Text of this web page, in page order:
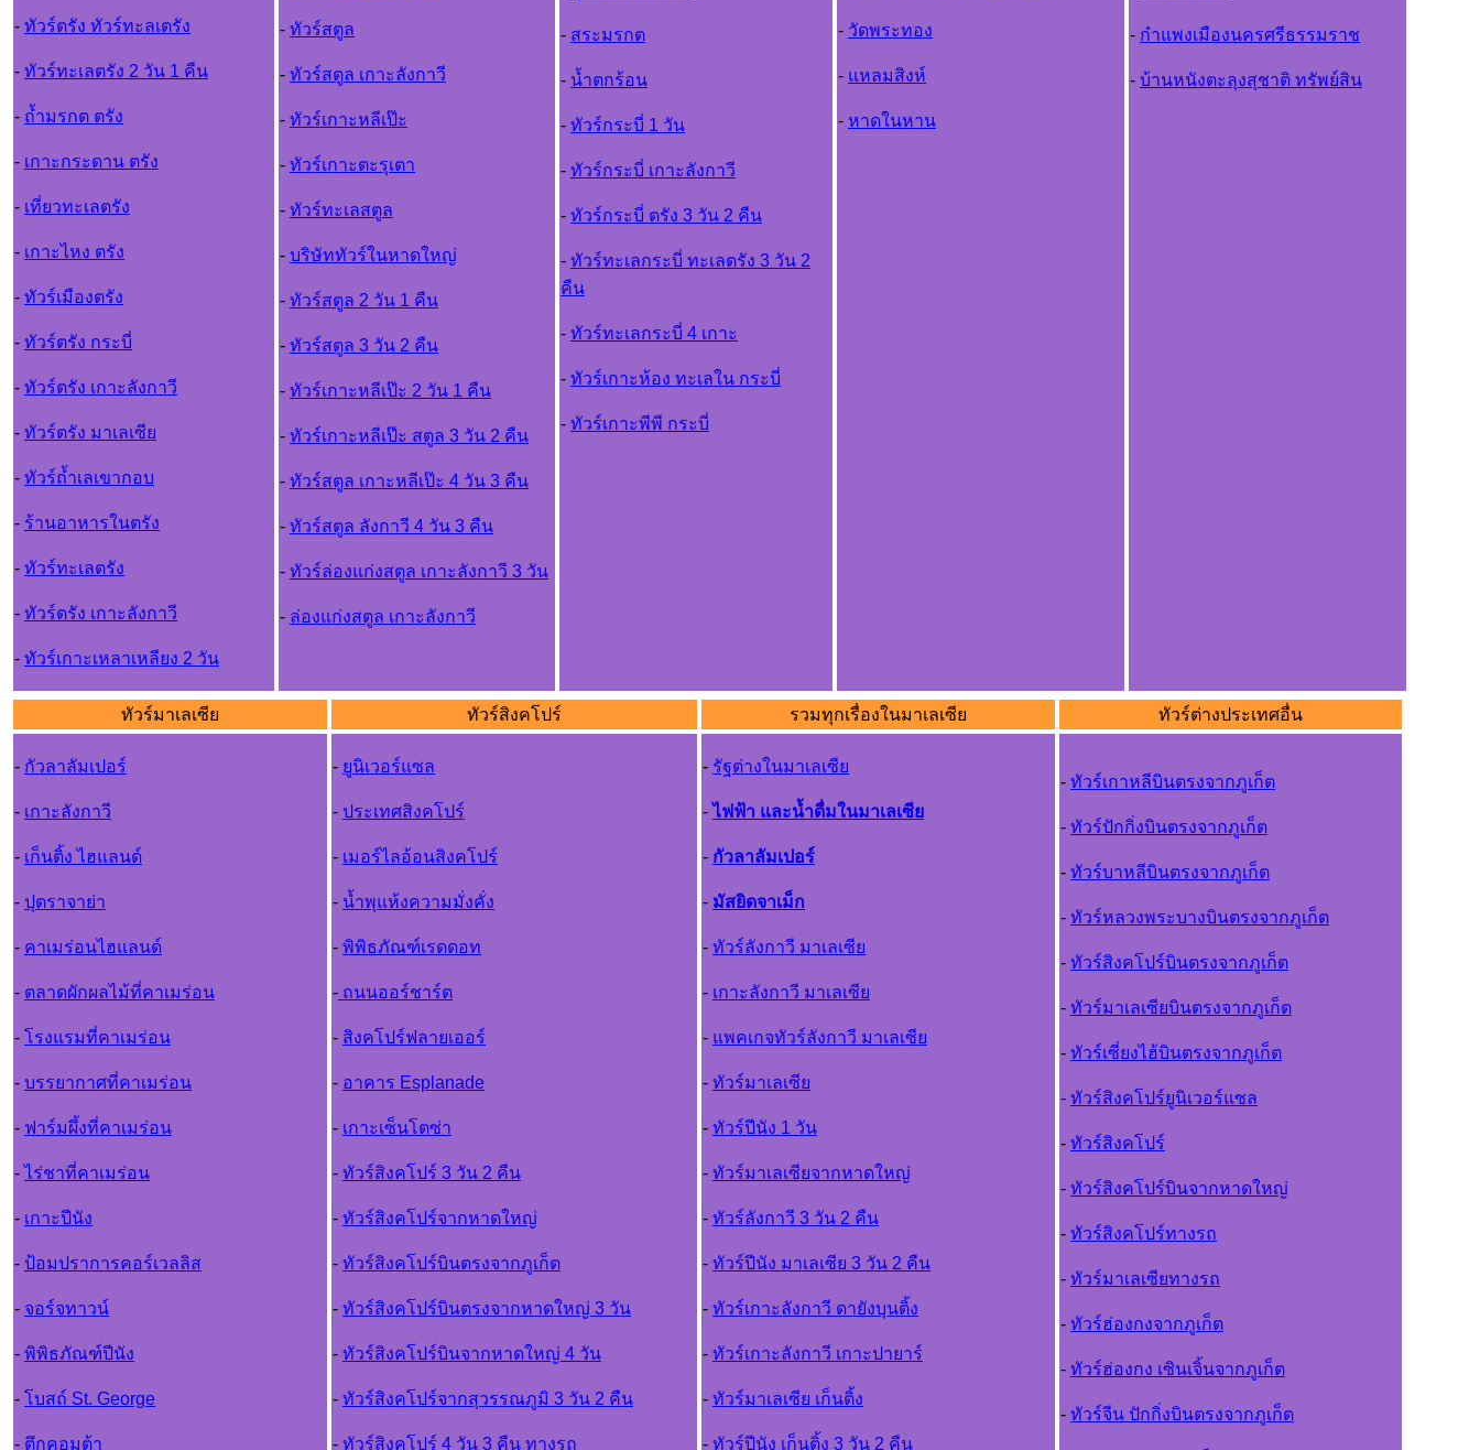
- ทัวร์ตรัง ทัวร์ทะลเตรัง
- ทัวร์ทะเลตรัง 2 วัน 1 คืน
- ถ้ำมรกต ตรัง
- เกาะกระดาน ตรัง
- เที่ยวทะเลตรัง
- เกาะไหง ตรัง
- ทัวร์เมืองตรัง
- ทัวร์ตรัง กระบี่
- ทัวร์ตรัง เกาะลังกาวี
- ทัวร์ตรัง มาเลเซีย
- ทัวร์ถ้ำเลเขากอบ
- ร้านอาหารในตรัง
- ทัวร์ทะเลตรัง
- ทัวร์ตรัง เกาะลังกาวี
- ทัวร์เกาะเหลาเหลียง 2 วัน
- ทัวร์สตูล
- ทัวร์สตูล เกาะลังกาวี
- ทัวร์เกาะหลีเป๊ะ
- ทัวร์เกาะตะรุเตา
- ทัวร์ทะเลสตูล
- บริษัททัวร์ในหาดใหญ
- ทัวร์สตูล 2 วัน 1 คืน
- ทัวร์สตูล 3 วัน 2 คืน
- ทัวร์เกาะหลีเป๊ะ 2 วัน 1 คืน
- ทัวร์เกาะหลีเป๊ะ สตูล 3 วัน 2 คืน
- ทัวร์สตูล เกาะหลีเป๊ะ 4 วัน 3 คืน
- ทัวร์สตูล ลังกาวี 4 วัน 3 คืน
- ทัวร์ล่องแก่งสตูล เกาะลังกาวี 3 วัน
- ล่องแก่งสตูล เกาะลังกาวี
- สระมรกต
- น้ำตกร้อน
- ทัวร์กระบี่ 1 วัน
- ทัวร์กระบี่ เกาะลังกาว
- ทัวร์กระบี่ ตรัง 3 วัน 2 คืน
- ทัวร์ทะเลกระบี่ ทะเลตรัง 3 วัน 2
คืน
- ทัวร์ทะเลกระบี่ 4 เกาะ
- ทัวร์เกาะห้อง ทะเลใน กระบี่
- ทัวร์เกาะพีพี กระบี่
- วัดพระทอง
- แหลมสิงห์
- หาดในหาน
- กำแพงเมืองนครศรีธรรมราช
- บ้านหนังตะลุงสุชาติ ทรัพย์สิน
ทัวร์มาเลเซีย ทัวร์สิงคโปร์ รวมทุกเรื่องในมาเลเซีย ทัวร์ต่างประเทศอื่น
- กัวลาลัมเปอร์
- เกาะลังกาวี
- เก็นติ้ง ไฮแลนด์
- ปุตราจาย่า
- คาเมร่อนไฮแลนด์
- ตลาดผักผลไม้ที่คาเมร่อน
- โรงแรมที่คาเมร่อน
- บรรยากาศที่คาเมร่อน
- ฟาร์มผึ้งที่คาเมร่อน
-ไร่ชาที่คาเมร่อน
- เกาะปีนัง
- ป้อมปราการคอร์เวลลิส
- จอร์จทาวน์
- พิพิธภัณฑ์ปีนัง
- โบสถ์ St. George
- ตึกคอมต้า
- ยูนิเวอร์แซล
- ประเทศสิงคโปร์
- เมอร์ไลอ้อนสิงคโปร์
- น้ำพุแห้งความมั่งคั่ง
- พิพิธภัณฑ์เรดดอท
- ถนนออร์ชาร์ต
- สิงคโปร์ฟลายเออร์
- อาคาร Esplanade
- เกาะเซ็นโตซ่า
- ทัวร์สิงคโปร์ 3 วัน 2 คืน
- ทัวร์สิงคโปร์จากหาดใหญ่
- ทัวร์สิงคโปร์บินตรงจากภูเก็ต
- ทัวร์สิงคโปร์บินตรงจากหาดใหญ่ 3 วัน
- ทัวร์สิงคโปร์บินจากหาดใหญ่ 4 วัน
- ทัวร์สิงคโปร์จากสุวรรณภูมิ 3 วัน 2 คืน
- ทัวร์สิงคโปร์ 4 วัน 3 คืน ทางรถ
- รัฐต่างในมาเลเซีย
-ไฟฟ้า และน้ำดื่มในมาเลเซีย
- กัวลาลัมเปอร์
- มัสยิดจาเม็ก
- ทัวร์ลังกาวี มาเลเซีย
- เกาะลังกาวี มาเลเซีย
- แพคเกจทัวร์ลังกาวี มาเลเซีย
- ทัวร์มาเลเซีย
- ทัวร์ปีนัง 1 วัน
- ทัวร์มาเลเซียจากหาดใหญ่
- ทัวร์ลังกาวี 3 วัน 2 คืน
- ทัวร์ปีนัง มาเลเซีย 3 วัน 2 คืน
- ทัวร์เกาะลังกาวี ดายังบุนติ้ง
- ทัวร์เกาะลังกาวี เกาะปายาร์
- ทัวร์มาเลเซีย เก็นติ้ง
- ทัวร์ปีนัง เก็นติ้ง 3 วัน 2 คืน
- ทัวร์เกาหลีบินตรงจากภูเก็ต
- ทัวร์ปักกิ่งบินตรงจากภูเก็ต
- ทัวร์บาหลีบินตรงจากภูเก็ต
- ทัวร์หลวงพระบางบินตรงจากภูเก็ต
- ทัวร์สิงคโปร์บินตรงจากภูเก็ต
- ทัวร์มาเลเซียบินตรงจากภูเก็ต
- ทัวร์เซี่ยงไฮ้บินตรงจากภูเก็ต
- ทัวร์สิงคโปร์ยูนิเวอร์แซล
- ทัวร์สิงคโปร์
- ทัวร์สิงคโปร์บินจากหาดใหญ่
- ทัวร์สิงคโปร์ทางรถ
- ทัวร์มาเลเซียทางรถ
- ทัวร์ฮ่องกงจากภูเก็ต
- ทัวร์ฮ่องกง เซินเจิ้นจากภูเก็ต
- ทัวร์จีน ปักกิ่งบินตรงจากภูเก็ต